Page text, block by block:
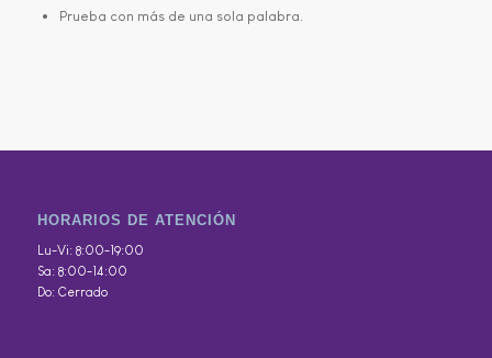
Prueba con más de una sola palabra.
HORARIOS DE ATENCIÓN
Lu-Vi: 8:00-19:00
Sa: 8:00-14:00
Do: Cerrado